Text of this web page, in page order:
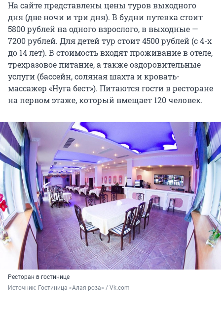
На сайте представлены цены туров выходного
дня (две ночи и три дня). В будни путевка стоит
5800 рублей на одного взрослого, в выходные —
7200 рублей. Для детей тур стоит 4500 рублей (с 4-х
до 14 лет). В стоимость входят проживание в отеле,
трехразовое питание, а также оздоровительные
услуги (бассейн, соляная шахта и кровать-
массажер «Нуга бест»). Питаются гости в ресторане
на первом этаже, который вмещает 120 человек.
Ресторан в гостинице
Источник: Гостиница «Алая роза» / Vk.com